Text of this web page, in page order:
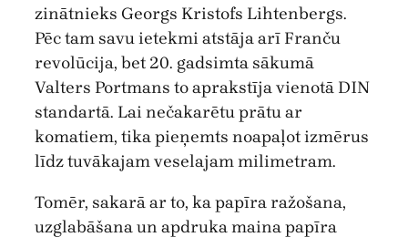
zinātnieks Georgs Kristofs Lihtenbergs.
Pēc tam savu ietekmi atstāja arī Franču
revolūcija, bet 20. gadsimta sākumā
Valters Portmans to aprakstīja vienotā DIN
standartā. Lai nečakarētu prātu ar
komatiem, tika pieņemts noapaļot izmērus
līdz tuvākajam veselajam milimetram.
Tomēr, sakarā ar to, ka papīra ražošana,
uzglabāšana un apdruka maina papīra